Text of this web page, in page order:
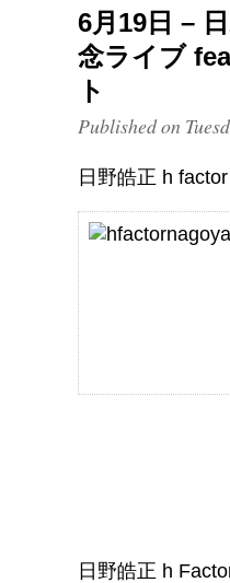
6月19日 –
念ライブ
ト
Published on
日野皓正 h
日野皓正 h